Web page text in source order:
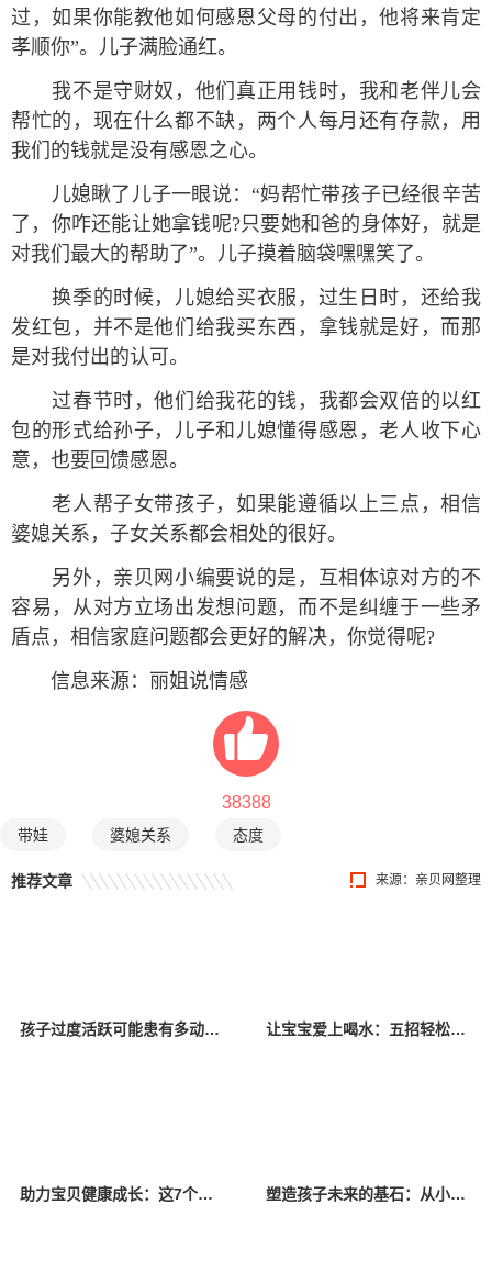
过，如果你能教他如何感恩父母的付出，他将来肯定
孝顺你”。儿子满脸通红。
我不是守财奴，他们真正用钱时，我和老伴儿会
帮忙的，现在什么都不缺，两个人每月还有存款，用
我们的钱就是没有感恩之心。
儿媳瞅了儿子一眼说：“妈帮忙带孩子已经很辛苦
了，你咋还能让她拿钱呢?只要她和爸的身体好，就是
对我们最大的帮助了”。儿子摸着脑袋嘿嘿笑了。
换季的时候，儿媳给买衣服，过生日时，还给我
发红包，并不是他们给我买东西，拿钱就是好，而那
是对我付出的认可。
过春节时，他们给我花的钱，我都会双倍的以红
包的形式给孙子，儿子和儿媳懂得感恩，老人收下心
意，也要回馈感恩。
老人帮子女带孩子，如果能遵循以上三点，相信
婆媳关系，子女关系都会相处的很好。
另外，亲贝网小编要说的是，互相体谅对方的不
容易，从对方立场出发想问题，而不是纠缠于一些矛
盾点，相信家庭问题都会更好的解决，你觉得呢?
信息来源：丽姐说情感
38388
带娃 婆媳关系 态度
来源：亲贝网整理
推荐文章
孩子过度活跃可能患有多动症，家长应该如何科学干预？ 让宝宝爱上喝水：五招轻松搞定
助力宝贝健康成长：这7个因素很关键 塑造孩子未来的基石：从小培养五个好习惯